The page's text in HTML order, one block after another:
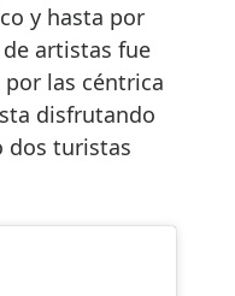
y hasta por
artistas fue
las céntrica
disfrutando
dos turistas